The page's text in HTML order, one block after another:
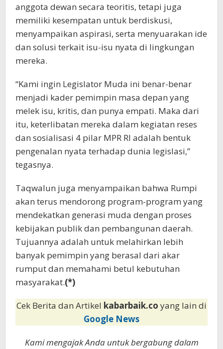
anggota dewan secara teoritis, tetapi juga
memiliki kesempatan untuk berdiskusi,
menyampaikan aspirasi, serta menyuarakan ide
dan solusi terkait isu-isu nyata di lingkungan
mereka.
“Kami ingin Legislator Muda ini benar-benar
menjadi kader pemimpin masa depan yang
melek isu, kritis, dan punya empati. Maka dari
itu, keterlibatan mereka dalam kegiatan reses
dan sosialisasi 4 pilar MPR RI adalah bentuk
pengenalan nyata terhadap dunia legislasi,”
tegasnya.
Taqwalun juga menyampaikan bahwa Rumpi
akan terus mendorong program-program yang
mendekatkan generasi muda dengan proses
kebijakan publik dan pembangunan daerah.
Tujuannya adalah untuk melahirkan lebih
banyak pemimpin yang berasal dari akar
rumput dan memahami betul kebutuhan
masyarakat.(*)
Cek Berita dan Artikel kabarbaik.co yang lain di
Google News
Kami mengajak Anda untuk bergabung dalam